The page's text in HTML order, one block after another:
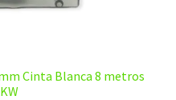
Cinta Blanca 8 metros